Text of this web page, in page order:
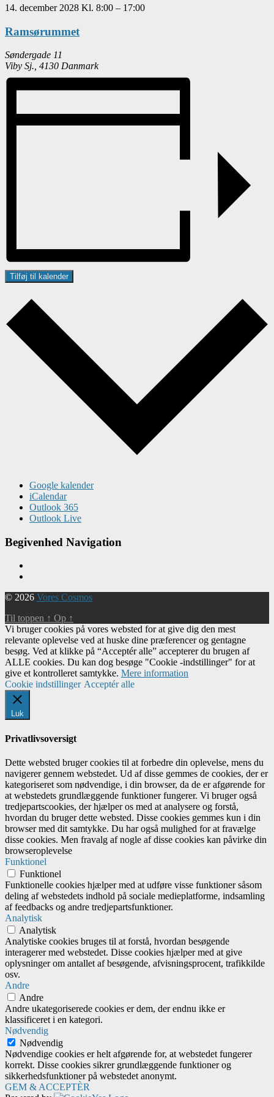
14. december 2028 Kl. 8:00 – 17:00
Ramsørummet
Søndergade 11
Viby Sj. 4130 Danmark
Tilføj til kalender
Google kalender
iCalendar
Outlook 365
Outlook Live
Begivenhed Navigation
© 2026 Vores Cosmos
Til toppen ↑ Op ↑
Vi bruger cookies på vores websted for at give dig den mest
relevante oplevelse ved at huske dine præferencer og gentagne
besøg. Ved at klikke på “Acceptér alle” accepterer du brugen af ​​
ALLE cookies. Du kan dog besøge "Cookie -indstillinger" for at
give et kontrolleret samtykke. Mere information
Cookie indstillinger Acceptér alle
Luk
Privatlivsoversigt
Dette websted bruger cookies til at forbedre din oplevelse, mens du
navigerer gennem webstedet. Ud af disse gemmes de cookies, der er
kategoriseret som nødvendige, i din browser, da de er afgørende for
at webstedets grundlæggende funktioner fungerer. Vi bruger også
tredjepartscookies, der hjælper os med at analysere og forstå,
hvordan du bruger dette websted. Disse cookies gemmes kun i din
browser med dit samtykke. Du har også mulighed for at fravælge
disse cookies. Men fravalg af nogle af disse cookies kan påvirke din
browseroplevelse
Funktionel
Funktionel
Funktionelle cookies hjælper med at udføre visse funktioner såsom
deling af webstedets indhold på sociale medieplatforme, indsamling
af feedbacks og andre tredjepartsfunktioner.
Analytisk
Analytisk
Analytiske cookies bruges til at forstå, hvordan besøgende
interagerer med webstedet. Disse cookies hjælper med at give
oplysninger om antallet af besøgende, afvisningsprocent, trafikkilde
osv.
Andre
Andre
Andre ukategoriserede cookies er dem, der endnu ikke er
klassificeret i en kategori.
Nødvendig
Nødvendig
Nødvendige cookies er helt afgørende for, at webstedet fungerer
korrekt. Disse cookies sikrer grundlæggende funktioner og
sikkerhedsfunktioner på webstedet anonymt.
GEM & ACCEPTÈR